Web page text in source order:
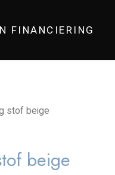
FINANCIERING
stof beige
beige